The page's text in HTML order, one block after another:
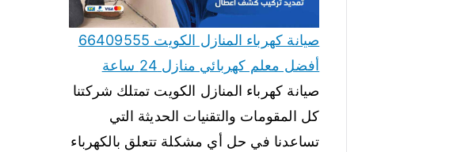
صيانة كهرباء المنازل الكويت 66409555
أفضل معلم كهربائي منازل 24 ساعة
صيانة كهرباء المنازل الكويت تمتلك شركتنا
كل المقومات والتقنيات الحديثة التي
تساعدنا في حل أي مشكلة تتعلق بالكهرباء